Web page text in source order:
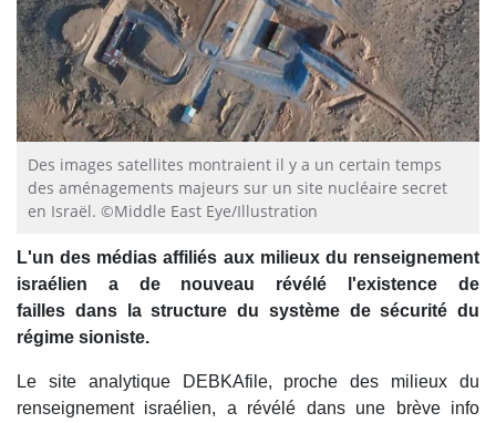
Des images satellites montraient il y a un certain temps
des aménagements majeurs sur un site nucléaire secret
en Israël. ©Middle East Eye/Illustration
L'un des médias affiliés aux milieux du renseignement
israélien a de nouveau révélé l'existence de
failles dans la structure du système de sécurité du
régime sioniste.
Le site analytique DEBKAfile, proche des milieux du
renseignement israélien, a révélé dans une brève info